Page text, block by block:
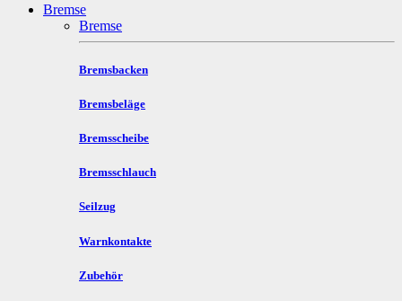
Bremse
Bremse
Bremsbacken
Bremsbeläge
Bremsscheibe
Bremsschlauch
Seilzug
Warnkontakte
Zubehör